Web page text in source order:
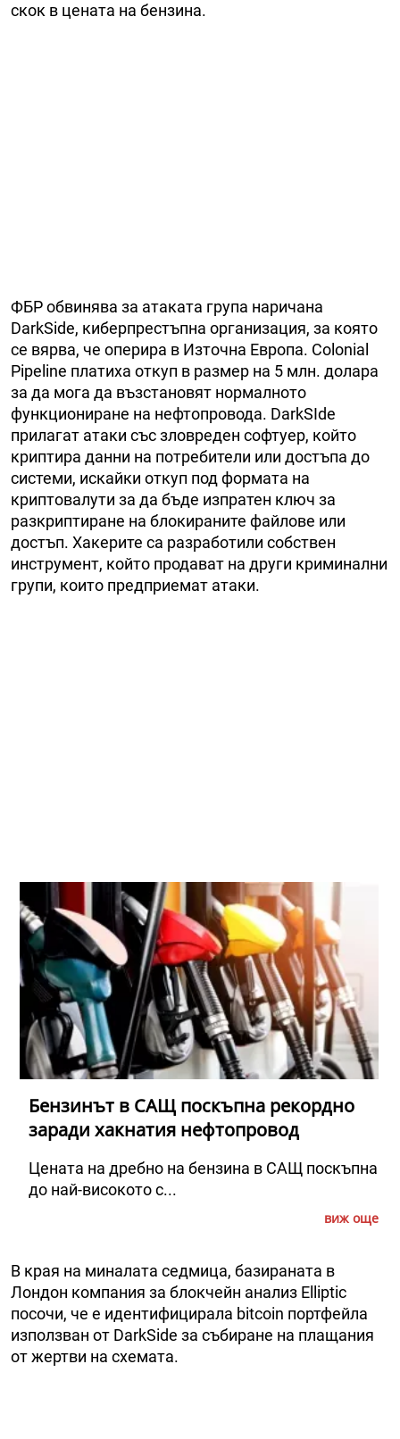
скок в цената на бензина.
ФБР обвинява за атаката група наричана
DarkSide, киберпрестъпна организация, за която
се вярва, че оперира в Източна Европа. Colonial
Pipeline платиха откуп в размер на 5 млн. долара
за да мога да възстановят нормалното
функциониране на нефтопровода. DarkSIde
прилагат атаки със зловреден софтуер, който
криптира данни на потребители или достъпа до
системи, искайки откуп под формата на
криптовалути за да бъде изпратен ключ за
разкриптиране на блокираните файлове или
достъп. Хакерите са разработили собствен
инструмент, който продават на други криминални
групи, които предприемат атаки.
Бензинът в САЩ поскъпна рекордно
заради хакнатия нефтопровод
Цената на дребно на бензина в САЩ поскъпна
до най-високото с...
виж още
В края на миналата седмица, базираната в
Лондон компания за блокчейн анализ Elliptic
посочи, че е идентифицирала bitcoin портфейла
използван от DarkSide за събиране на плащания
от жертви на схемата.